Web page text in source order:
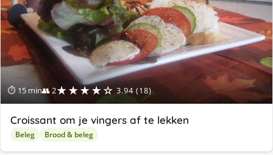
⏱ 15 min👥 2★★★★☆ 3.94 (18)
Croissant om je vingers af te lekken
Beleg Brood & beleg